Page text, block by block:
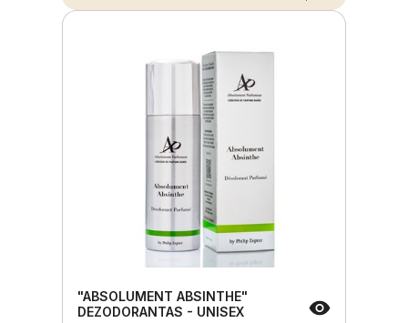
"ABSOLUMENT ABSINTHE"
DEZODORANTAS - UNISEX